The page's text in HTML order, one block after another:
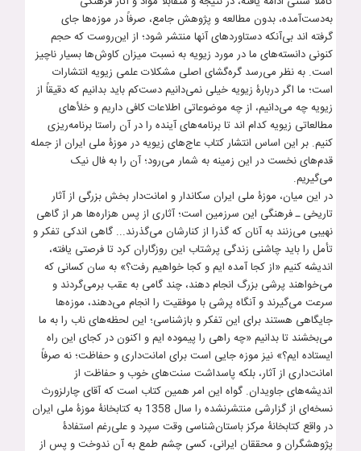
به‌دست‌آمده، بدون مطالعه و پژوهش جامع، صرفاً در موزه‌ها جای
گرفته اند بی‌آنکه دستاوردهای آنها منتشر شود؛ از این‌روست که حجم
کنونی دانسته‌های ما در مورد زیویه به نسبت میزان کاوش‌ها بسیار ناچیز
است. به نظر می‌رسد گره‌گشای اصلی مشکلات علمی زیویه انتشارات
است؛ ما اگر دربارۀ زیویه خیلی نمی‌دانیم دست‌کم باید بدانیم که دقیقاً از
زیویه چه می‌دانیم، از چه موضوعاتی اطلاعات کافی داریم و خلأهای
مطالعاتی زیویه کدام اند تا برنامه‌های آینده را در آن راستا برنامه‌‌ریزی
کنیم. بر این اساس انتشار کتاب عاج‌های زیویه در موزۀ ملی ایران از جمله
قدم‌های نخست در این زمینه به شمار می‌رود؛ آن را به فال نیک
می‌گیریم.
در این میان، موزۀ ملی ایران سکاندار و امانت‌دار بخش بزرگی از آثار
تاریخی ـ فرهنگی این سرزمین است؛ آثاری از پس هزاره‌ها هر از گاهی
نهیبی می‌زنند به آنان که گذرا از کنارشان می‌گذرند... گاهی اندکی تفکر و
تأمل را باید چاشنی زندگی پرشتاب این روزگاران کرد تا فرصتی یافته،
اندیشه کنیم «از کجا آمده ایم و کجا خواهیم رفت؟» به سان کسانی که
می‌خواهند پرشی بزرگ انجام دهند، چند گامی به عقب برمی‌گردند و
سرعت می‌گیرند و آنگاه پرشی با موفقیت را انجام می‌دهند، موزه‌ها
جایگاهی هستند برای این تفکر و بازشناسی؛ این لحظه‌های ناب را به ما
می‌بخشند تا بدانیم «چه راهی را پیموده ایم و اکنون در کجای این راه
ایستاده ایم؟» نیز موزه جایی است برای امانت‌داری و حفاظت؛ نه صرفاً
امانت‌داری از آثار، بلکه پاسداشت سنت‌های خوب و حفاظت از
اندیشه‌های جاویدان. گواه این امر همین کتاب است که آقای چارلزورث
نسخه‌ای از گزارشی منتشرنشده را سال 1358 به کتابخانۀ موزۀ ملی ایران
در واقع کتابخانۀ مرکز باستان‌شناسی وقت سپرد و علی‌رغم استفادۀ
پژوهشگران و محققان ایرانی، کسی چشم طمع به آن ندوخت و پس از